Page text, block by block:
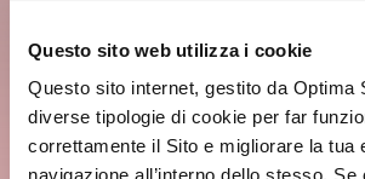
Questo sito web utilizza i cookie
Questo sito internet, gestito da Optima
diverse tipologie di cookie per far
correttamente il Sito e migliorare la tua